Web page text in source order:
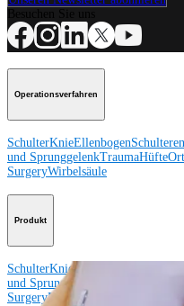
Operationsverfahren
SchulterKnieEllenbogen
und SprunggelenkTraumaHüfte
SurgeryWirbelsäule
Produkt
SchulterKnieEllenbogen
und Sprunggelenk
SurgeryBildgebung & Resektion